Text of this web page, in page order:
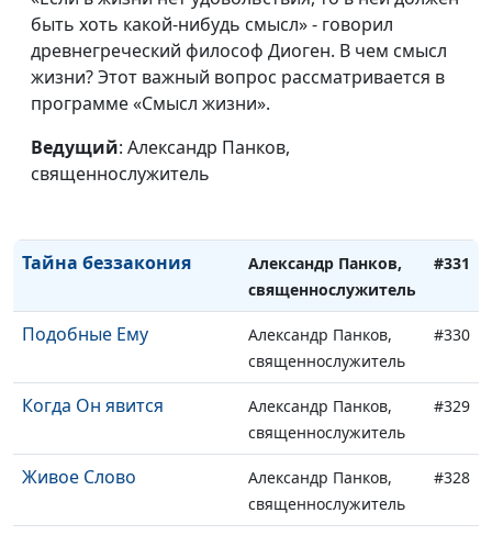
быть хоть какой-нибудь смысл» - говорил
древнегреческий философ Диоген. В чем смысл
жизни? Этот важный вопрос рассматривается в
программе «Смысл жизни».
Ведущий: Александр Панков,
священнослужитель
Святой Дух говорит
"нет"
Александр Панков,
священнослужитель
#334
Разрушение дел
дьявола
священнослужитель
Тайна праведности
Тайна беззакония
Александр Панков,
священнослужитель
#331
Подобные Ему
Александр Панков,
священнослужитель
#330
Когда Он явится
Александр Панков,
священнослужитель
#329
Живое Слово
Александр Панков,
священнослужитель
#328